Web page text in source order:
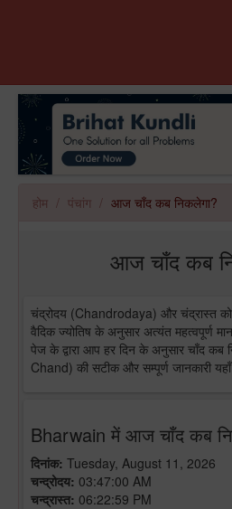
होम पंचांग आज चाँद कब निकलेगा?
आज चाँद कब
चंद्रोदय (Chandrodaya) और चंद्रास्त को
वैदिक ज्योतिष के अनुसार अत्यंत महत्वपूर्ण
पेज के द्वारा आप हर दिन के अनुसार चाँद
Chand) की सटीक और सम्पूर्ण जानकारी
Bharwain में आज चाँद कब
दिनांक: Tuesday, August 11, 2026
चन्द्रोदय: 03:47:00 AM
चन्द्रास्त: 06:22:59 PM